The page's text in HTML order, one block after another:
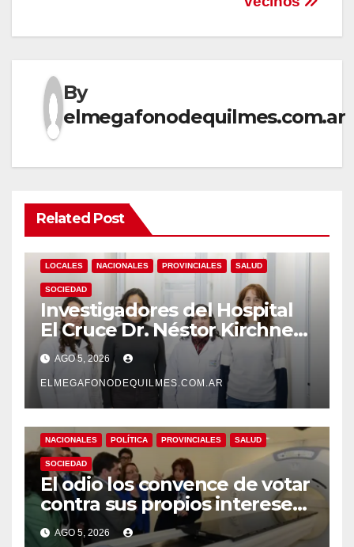
By
elmegafonodequilmes.com.ar
Related Post
LOCALES NACIONALES PROVINCIALES SALUD
SOCIEDAD
Investigadores del Hospital
El Cruce Dr. Néstor Kirchner
desarrollan un estudio
pionero sobre el
envejecimiento cerebral y las
demencias
AGO 5, 2026
ELMEGAFONODEQUILMES.COM.AR
NACIONALES POLÍTICA PROVINCIALES SALUD
SOCIEDAD
El odio los convence de votar
contra sus propios intereses.
Una Sociedad atrapada en la
AGO 5, 2026